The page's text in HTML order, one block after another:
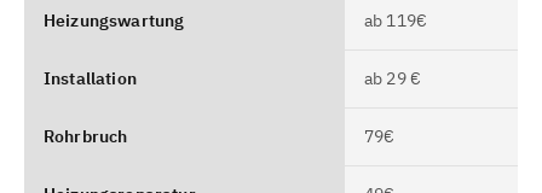
Heizungswartung ab 119€
Installation ab 29 €
Rohrbruch 79€